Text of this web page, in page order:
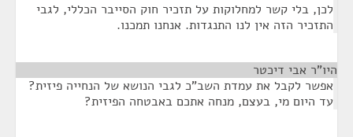
לכן, בלי קשר למחלוקות על תזכיר חוק הסייבר הכללי, לגבי
התזכיר הזה אין לנו התנגדות. אנחנו תמכנו.
היו"ר אבי דיכטר
אפשר לקבל את עמדת השב"כ לגבי הנושא של הנחייה פיזית?
עד היום מי, בעצם, מנחה אתכם באבטחה הפיזית?